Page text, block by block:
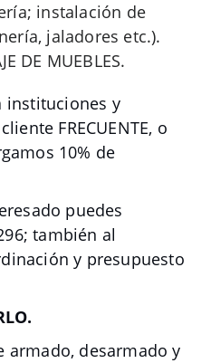
instalación de
jaladores etc.).
DE MUEBLES.
instituciones y
FRECUENTE, o
10% de
puedes
también al
y presupuesto
armado, desarmado y